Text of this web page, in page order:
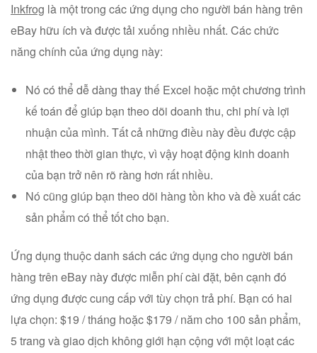
Inkfrog là một trong các ứng dụng cho người bán hàng trên
eBay hữu ích và được tải xuống nhiều nhất. Các chức
năng chính của ứng dụng này:
Nó có thể dễ dàng thay thế Excel hoặc một chương trình
kế toán để giúp bạn theo dõi doanh thu, chi phí và lợi
nhuận của mình. Tất cả những điều này đều được cập
nhật theo thời gian thực, vì vậy hoạt động kinh doanh
của bạn trở nên rõ ràng hơn rất nhiều.
Nó cũng giúp bạn theo dõi hàng tồn kho và đề xuất các
sản phẩm có thể tốt cho bạn.
Ứng dụng thuộc danh sách các ứng dụng cho người bán
hàng trên eBay này được miễn phí cài đặt, bên cạnh đó
ứng dụng được cung cấp với tùy chọn trả phí. Bạn có hai
lựa chọn: $19 / tháng hoặc $179 / năm cho 100 sản phẩm,
5 trang và giao dịch không giới hạn cộng với một loạt các